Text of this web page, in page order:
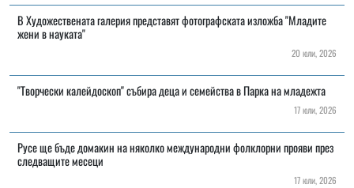
В Художествената галерия представят фотографската изложба "Младите
жени в науката"
20 юли, 2026
"Творчески калейдоскоп" събира деца и семейства в Парка на младежта
17 юли, 2026
Русе ще бъде домакин на няколко международни фолклорни прояви през
следващите месеци
17 юли, 2026